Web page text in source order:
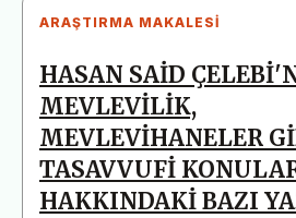
ARAŞTIRMA MAKALESI
HASAN SAİD
MEVLEVİLİK,
MEVLEVİHANELER
TASAVVUFİ
HAKKINDAKİ BAZI